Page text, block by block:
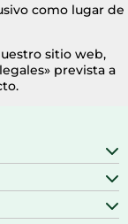
como lugar de
sitio web,
prevista a